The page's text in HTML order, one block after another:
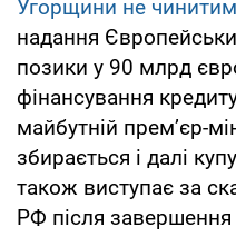
Угорщини не
надання
позики у 90 млрд
фінансування
майбутній премʼєр-
збирається і далі
також виступає за
РФ після завершення